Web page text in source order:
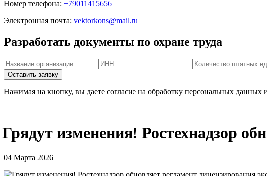
Номер телефона: +79011415656
Электронная почта: vektorkons@mail.ru
Разработать документы по охране труда
Нажимая на кнопку, вы даете согласие на обработку персональных данных
Грядут изменения! Ростехнадзор
04 Марта 2026